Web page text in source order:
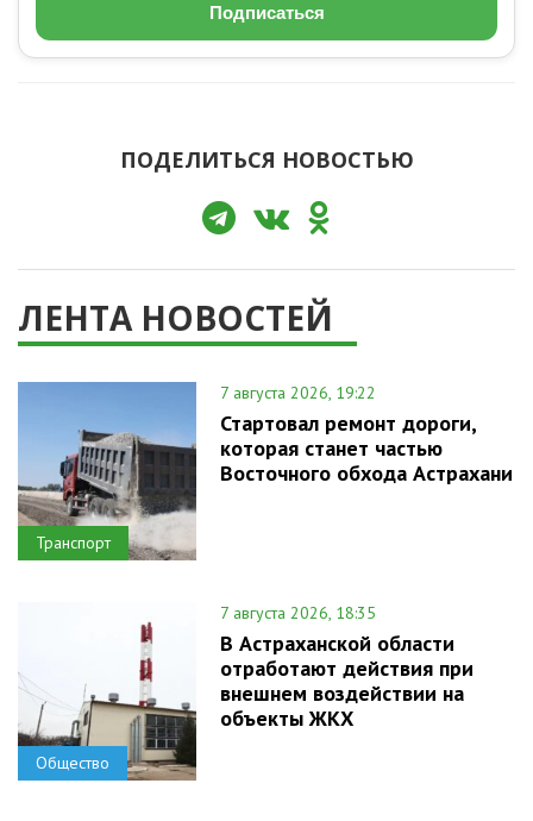
Подписаться
ПОДЕЛИТЬСЯ НОВОСТЬЮ
ЛЕНТА НОВОСТЕЙ
Транспорт
7 августа 2026, 19:22
Стартовал ремонт дороги,
которая станет частью
Восточного обхода Астрахани
Общество
7 августа 2026, 18:35
В Астраханской области
отработают действия при
внешнем воздействии на
объекты ЖКХ